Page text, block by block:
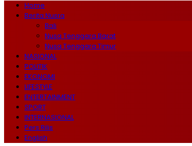
Home
Berita Nusra
Bali
Nusa Tenggara Barat
Nusa Tenggara Timur
NASIONAL
POLITIK
EKONOMI
LIFESTYLE
ENTERTAINMENT
SPORT
INTERNASIONAL
Pers Rilis
English